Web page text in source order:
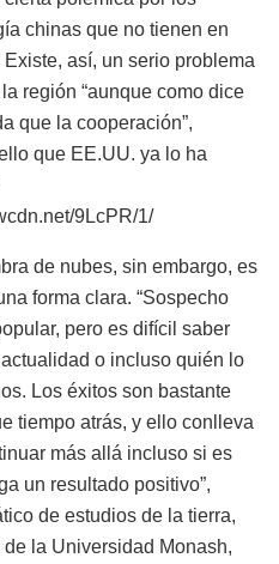
chinas que no tienen en
así, un serio problema
región “aunque como dice
que la cooperación”,
que EE.UU. ya lo ha
9LcPR/1/
de nubes, sin embargo, es
forma clara. “Sospecho
pero es difícil saber
o incluso quién lo
Los éxitos son bastante
tiempo atrás, y ello conlleva
más allá incluso si es
un resultado positivo”,
de estudios de la tierra,
la Universidad Monash,